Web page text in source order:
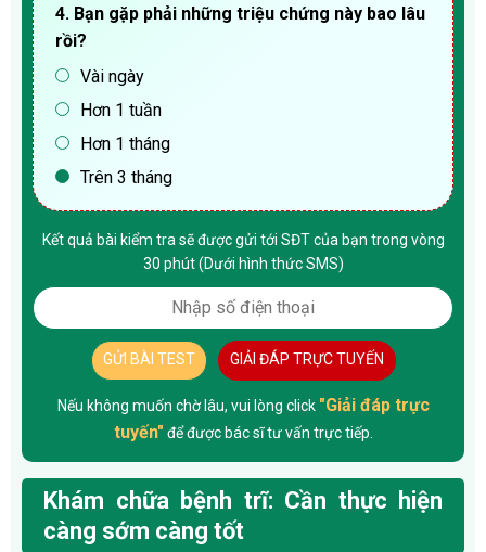
4. Bạn gặp phải những triệu chứng này bao lâu
rồi?
Vài ngày
Hơn 1 tuần
Hơn 1 tháng
Trên 3 tháng
Kết quả bài kiểm tra sẽ được gửi tới SĐT của bạn trong vòng
30 phút (Dưới hình thức SMS)
GỬI BÀI TEST GIẢI ĐÁP TRỰC TUYẾN
Nếu không muốn chờ lâu, vui lòng click "Giải đáp trực
tuyến" để được bác sĩ tư vấn trực tiếp.
Khám chữa bệnh trĩ: Cần thực hiện
càng sớm càng tốt